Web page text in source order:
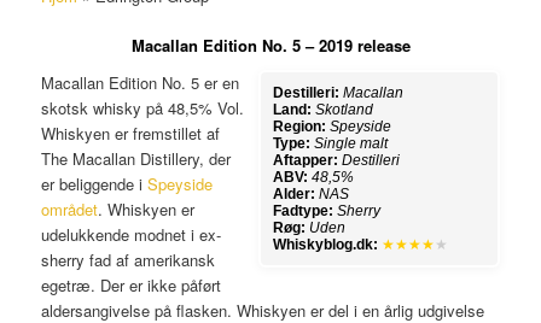
Macallan Edition No. 5 – 2019 release
Destilleri: Macallan
Land: Skotland
Region: Speyside
Type: Single malt
Aftapper: Destilleri
ABV: 48,5%
Alder: NAS
Fadtype: Sherry
Røg: Uden
Whiskyblog.dk: ★★★★ ★
Macallan Edition No. 5 er en
skotsk whisky på 48,5% Vol.
Whiskyen er fremstillet af
The Macallan Distillery, der
er beliggende iSpeyside
området. Whiskyen er
udelukkende modnet i ex-
sherry fad af amerikansk
egetræ. Der er ikke påført
aldersangivelse på flasken. Whiskyen er del i en årlig udgivelse